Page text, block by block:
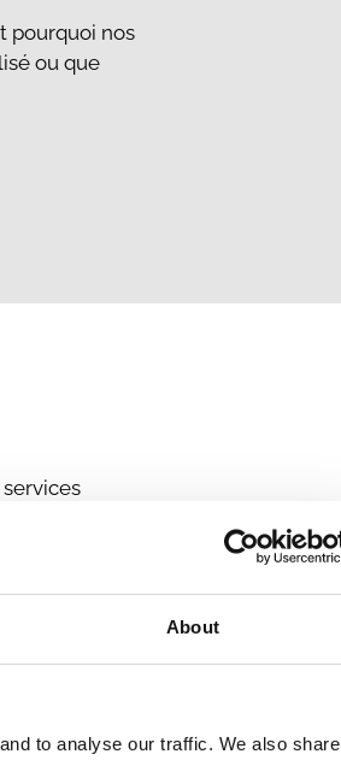
About
to analyse our traffic. We also share
pourquoi nos
ou que